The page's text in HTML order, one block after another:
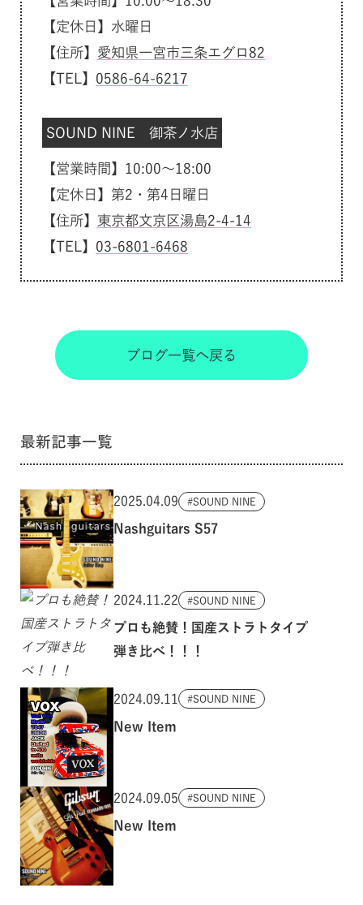
【定休日】水曜日
【住所】 愛知県一宮市三条エグロ82
【TEL】 0586-64-6217
SOUND NINE 御茶ノ水店
【営業時間】10:00～18:00
【定休日】第2・第4日曜日
【住所】 東京都文京区湯島2-4-14
【TEL】 03-6801-6468
ブログ一覧へ戻る
最新記事一覧
2025.04.09 SOUND NINE
Nashguitars S57
2024.11.22 SOUND NINE
プロも絶賛！国産ストラトタイプ
弾き比べ！！！
2024.09.11 SOUND NINE
New Item
2024.09.05 SOUND NINE
New Item